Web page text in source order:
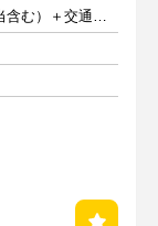
時給1400～1750円（深夜手当含む）＋交通費規定支給